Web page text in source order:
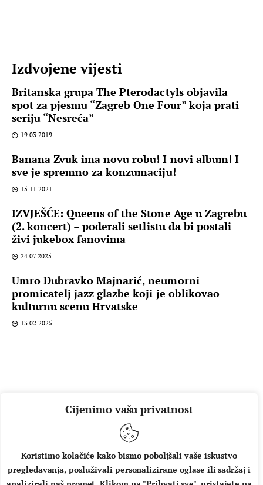
Cijenimo vašu privatnost
Koristimo kolačiće kako bismo poboljšali vaše iskustvo
pregledavanja, posluživali personalizirane oglase ili sadržaj i
Izdvojene vijesti
Britanska grupa The Pterodactyls objavila
spot za pjesmu “Zagreb One Four” koja prati
seriju “Nesreća”
19.03.2019.
Banana Zvuk ima novu robu! I novi album! I
sve je spremno za konzumaciju!
15.11.2021.
IZVJEŠĆE: Queens of the Stone Age u Zagrebu
(2. koncert) – poderali setlistu da bi postali
živi jukebox fanovima
24.07.2025.
Umro Dubravko Majnarić, neumorni
promicatelj jazz glazbe koji je oblikovao
kulturnu scenu Hrvatske
13.02.2025.
O NAMA IMPRESSUM UVJETI KORIŠTENJA